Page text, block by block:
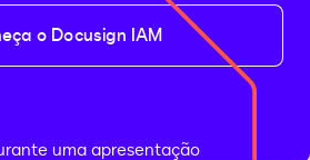
o Docusign IAM